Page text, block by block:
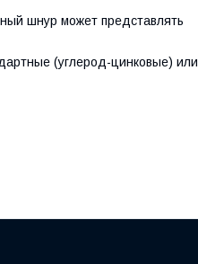
шнур может представлять
(углерод-цинковые) или